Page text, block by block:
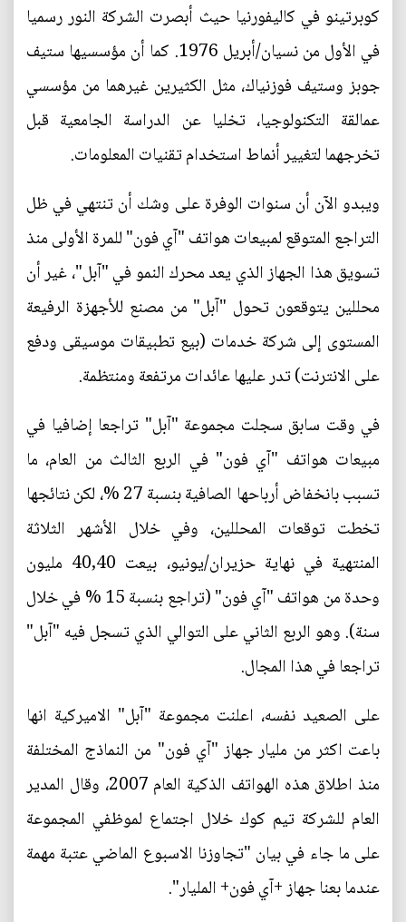
كوبرتينو في كاليفورنيا حيث أبصرت الشركة النور رسميا
في الأول من نسيان/أبريل 1976. كما أن مؤسسيها ستيف
جوبز وستيف فوزنياك، مثل الكثيرين غيرهما من مؤسسي
عمالقة التكنولوجيا، تخليا عن الدراسة الجامعية قبل
تخرجهما لتغيير أنماط استخدام تقنيات المعلومات.
ويبدو الآن أن سنوات الوفرة على وشك أن تنتهي في ظل
التراجع المتوقع لمبيعات هواتف "آي فون" للمرة الأولى منذ
تسويق هذا الجهاز الذي يعد محرك النمو في "آبل"، غير أن
محللين يتوقعون تحول "آبل" من مصنع للأجهزة الرفيعة
المستوى إلى شركة خدمات (بيع تطبيقات موسيقى ودفع
على الانترنت) تدر عليها عائدات مرتفعة ومنتظمة.
في وقت سابق سجلت مجموعة "آبل" تراجعا إضافيا في
مبيعات هواتف "آي فون" في الربع الثالث من العام، ما
تسبب بانخفاض أرباحها الصافية بنسبة 27 %، لكن نتائجها
تخطت توقعات المحللين، وفي خلال الأشهر الثلاثة
المنتهية في نهاية حزيران/يونيو، بيعت 40,40 مليون
وحدة من هواتف "آي فون" (تراجع بنسبة 15 % في خلال
سنة). وهو الربع الثاني على التوالي الذي تسجل فيه "آبل"
تراجعا في هذا المجال.
على الصعيد نفسه، اعلنت مجموعة "آبل" الاميركية انها
باعت اكثر من مليار جهاز "آي فون" من النماذج المختلفة
منذ اطلاق هذه الهواتف الذكية العام 2007، وقال المدير
العام للشركة تيم كوك خلال اجتماع لموظفي المجموعة
على ما جاء في بيان "تجاوزنا الاسبوع الماضي عتبة مهمة
عندما بعنا جهاز +آي فون+ المليار".